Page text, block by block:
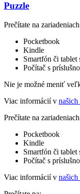
Puzzle
Prečítate na
Pocketbook
Kindle
Smartfón či tablet
Počítač s
Nie je možné meniť
Viac informácií v našich
Prečítate na
Pocketbook
Kindle
Smartfón či tablet
Počítač s
Viac informácií v našich